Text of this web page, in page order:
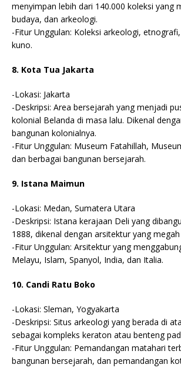
menyimpan lebih dari 140.000 koleksi yang
budaya, dan arkeologi.
-Fitur Unggulan: Koleksi arkeologi,
kuno.
8. Kota Tua Jakarta
-Lokasi: Jakarta
-Deskripsi: Area bersejarah yang menjadi
kolonial Belanda di masa lalu. Dikenal
bangunan kolonialnya.
-Fitur Unggulan: Museum Fatahillah,
dan berbagai bangunan bersejarah.
9. Istana Maimun
-Lokasi: Medan, Sumatera Utara
-Deskripsi: Istana kerajaan Deli yang
1888, dikenal dengan arsitektur yang
-Fitur Unggulan: Arsitektur yang
Melayu, Islam, Spanyol, India, dan Italia.
10. Candi Ratu Boko
-Lokasi: Sleman, Yogyakarta
-Deskripsi: Situs arkeologi yang berada di
sebagai kompleks keraton atau benteng
-Fitur Unggulan: Pemandangan matahari
bangunan bersejarah, dan pemandangan